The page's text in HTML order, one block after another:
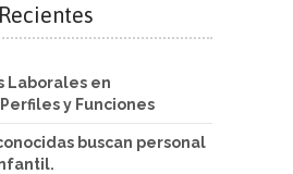
Laborales en
y Funciones
buscan personal